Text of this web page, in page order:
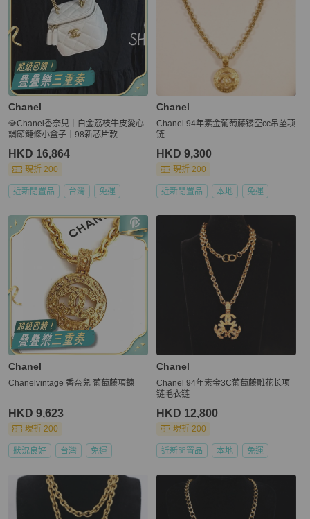
Chanel
💎Chanel香奈兒｜白金荔枝牛皮愛心
調節鏈條小盒子｜98新芯片款
HKD 16,864
現折 200
近新閒置品 台灣 免運
Chanel
Chanel 94年素金葡萄藤镂空cc吊坠项
链
HKD 9,300
現折 200
近新閒置品 本地 免運
Chanel
Chanelvintage 香奈兒 葡萄藤項鍊
HKD 9,623
現折 200
狀況良好 台灣 免運
Chanel
Chanel 94年素金3C葡萄藤雕花长项
链毛衣链
HKD 12,800
現折 200
近新閒置品 本地 免運